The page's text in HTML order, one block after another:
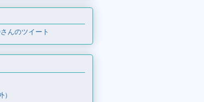
んのツイート